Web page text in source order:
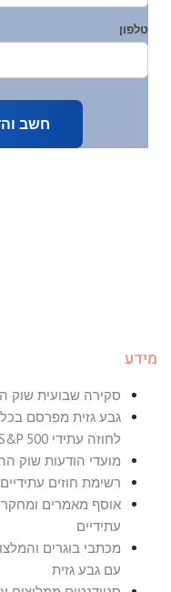
טלפון
חשב
מידע
סקירה שבועית שוק
גבע גזית מפרסם בכל
לחוזה עתידי S&P 500
מועדי הודעות שוק
רשימת חוזים
אוסף מאמרים
עתידיים
מכתבי בוגרים
עם גבע גזית